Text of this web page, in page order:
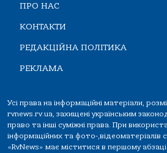
ПРО НАС
КОНТАКТИ
РЕДАКЦІЙНА ПОЛІТИКА
РЕКЛАМА
Усі права на інформаційні матеріали,
rvnews.rv.ua, захищені українським
право та інші суміжні права. При
інформаційних та фото-,відеоматеріалів
«RvNews» має міститися в першому